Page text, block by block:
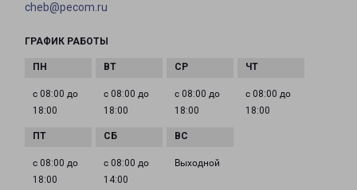
cheb@pecom.ru
ГРАФИК РАБОТЫ
с 08:00 до
18:00
с 08:00 до
18:00
с 08:00 до
18:00
с 08:00 до
18:00
с 08:00 до
18:00
с 08:00 до
14:00
Выходной